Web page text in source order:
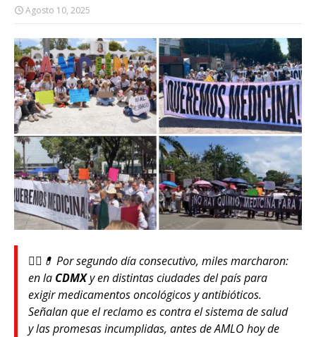
Agosto 10, 2025
🚶‍♀️💊 Por segundo día consecutivo, miles marcharon:
en la CDMXy en distintas ciudades del país para
exigir medicamentos oncológicos y antibióticos.
Señalan que el reclamo es contra el sistema de salud
y las promesas incumplidas, antes de AMLO hoy de